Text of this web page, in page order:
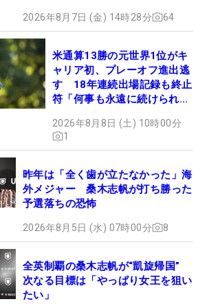
2026年8月7日 (金) 14時28分 64
米通算13勝の元世界1位がキ
ャリア初、プレーオフ進出逃
す 18年連続出場記録も終止
符「何事も永遠に続けられな
2026年8月8日 (土) 10時00分
1
昨年は「全く歯が立たなかった」海
外メジャー 桑木志帆が打ち勝った
予選落ちの恐怖
2026年8月5日 (水) 07時00分 8
全英制覇の桑木志帆が“凱旋帰国”
次なる目標は「やっぱり女王を狙い
たい」